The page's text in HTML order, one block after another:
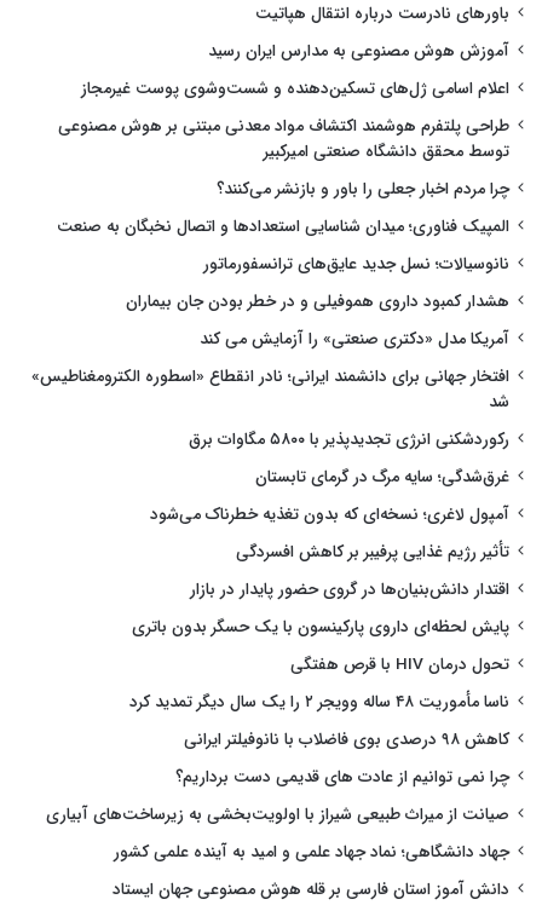
باورهای نادرست درباره انتقال هپاتیت
آموزش هوش مصنوعی به مدارس ایران رسید
اعلام اسامی ژل‌های تسکین‌دهنده و شست‌وشوی پوست غیرمجاز
طراحی پلتفرم هوشمند اکتشاف مواد معدنی مبتنی بر هوش مصنوعی
توسط محقق دانشگاه صنعتی امیرکبیر
چرا مردم اخبار جعلی را باور و بازنشر می‌کنند؟
المپیک فناوری؛ میدان شناسایی استعدادها و اتصال نخبگان به صنعت
نانوسیالات؛ نسل جدید عایق‌های ترانسفورماتور
هشدار کمبود داروی هموفیلی و در خطر بودن جان بیماران
آمریکا مدل «دکتری صنعتی» را آزمایش می کند
افتخار جهانی برای دانشمند ایرانی؛ نادر انقطاع «اسطوره الکترومغناطیس»
شد
رکوردشکنی انرژی تجدیدپذیر با ۵۸۰۰ مگاوات برق
غرق‌شدگی؛ سایه مرگ در گرمای تابستان
آمپول لاغری؛ نسخه‌ای که بدون تغذیه خطرناک می‌شود
تأثیر رژیم غذایی پرفیبر بر کاهش افسردگی
اقتدار دانش‌بنیان‌ها در گروی حضور پایدار در بازار
پایش لحظه‌ای داروی پارکینسون با یک حسگر بدون باتری
تحول درمان HIV با قرص هفتگی
ناسا مأموریت ۴۸ ساله وویجر ۲ را یک سال دیگر تمدید کرد
کاهش ۹۸ درصدی بوی فاضلاب با نانوفیلتر ایرانی
چرا نمی توانیم از عادت های قدیمی دست برداریم؟
صیانت از میراث طبیعی شیراز با اولویت‌بخشی به زیرساخت‌های آبیاری
جهاد دانشگاهی؛ نماد جهاد علمی و امید به آینده علمی کشور
دانش آموز استان فارسی بر قله هوش مصنوعی جهان ایستاد